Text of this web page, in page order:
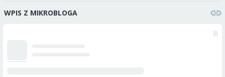
WPIS Z MIKROBLOGA